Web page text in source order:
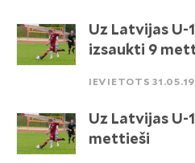
Uz Latvijas U-
izsaukti 9
IEVIETOTS
Uz Latvijas U-
mettieši